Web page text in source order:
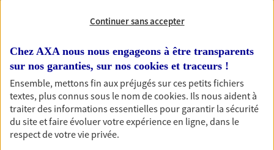
Épargne
immobilier, études des enfants ou voyage autour
du monde… Épargnez à votre rythme et
simplement, selon votre profil.
Découvrir les offres Épargne
Retraite
Continuer sans accepter
Chez AXA nous nous engageons à être transparents
sur nos garanties, sur nos cookies et traceurs !
Ensemble, mettons fin aux préjugés sur ces petits fichiers
textes, plus connus sous le nom decookies. Ils nous aident à
traiter des informations essentielles pour garantir la sécurité
du site et faire évoluer votre expérience en ligne, dans le
respect de votre vie privée.